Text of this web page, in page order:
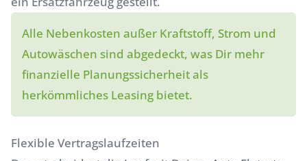
Alle Nebenkosten außer Kraftstoff, Strom und
Autowäschen sind abgedeckt, was Dir mehr
finanzielle Planungssicherheit als
herkömmliches Leasing bietet.
Flexible Vertragslaufzeiten